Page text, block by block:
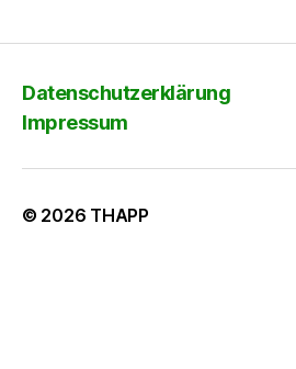
Datenschutzerklärung
Impressum
© 2026 THAPP